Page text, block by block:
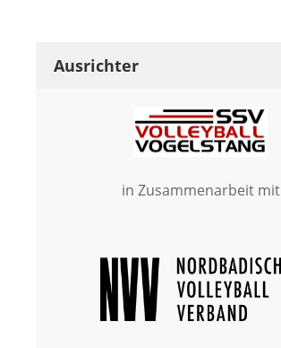
Ausrichter
in Zusammenarbeit mit